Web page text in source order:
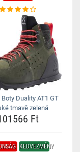
Duality AT1 GT
tmavě zelená
Ft
KEDVEZMÉNY